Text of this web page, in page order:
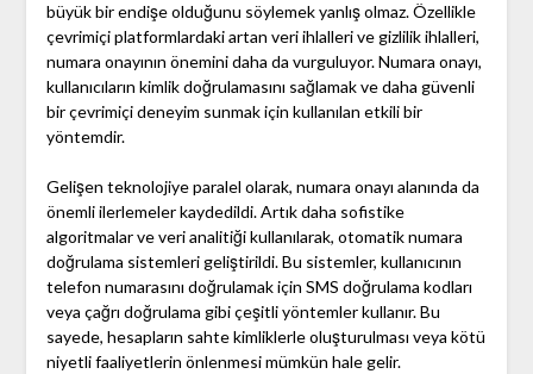
büyük bir endişe olduğunu söylemek yanlış olmaz. Özellikle
çevrimiçi platformlardaki artan veri ihlalleri ve gizlilik ihlalleri,
numara onayının önemini daha da vurguluyor. Numara onayı,
kullanıcıların kimlik doğrulamasını sağlamak ve daha güvenli
bir çevrimiçi deneyim sunmak için kullanılan etkili bir
yöntemdir.
Gelişen teknolojiye paralel olarak, numara onayı alanında da
önemli ilerlemeler kaydedildi. Artık daha sofistike
algoritmalar ve veri analitiği kullanılarak, otomatik numara
doğrulama sistemleri geliştirildi. Bu sistemler, kullanıcının
telefon numarasını doğrulamak için SMS doğrulama kodları
veya çağrı doğrulama gibi çeşitli yöntemler kullanır. Bu
sayede, hesapların sahte kimliklerle oluşturulması veya kötü
niyetli faaliyetlerin önlenmesi mümkün hale gelir.